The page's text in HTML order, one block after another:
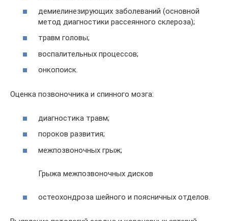
демиелинезирующих заболеваний (основной
метод диагностики рассеянного склероза);
травм головы;
воспалительных процессов;
онкопоиск.
Оценка позвоночника и спинного мозга:
диагностика травм;
пороков развития;
межпозвоночных грыж;
Грыжа межпозвоночных дисков
остеохондроза шейного и поясничных отделов.